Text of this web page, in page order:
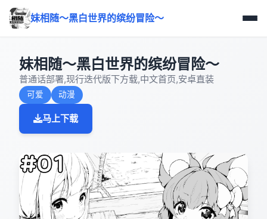
妹相随～黑白世界的缤纷冒险～
妹相随～黑白世界的缤纷冒险～
普通话部署,现行迭代版下方载,中文首页,安卓直装
可爱 动漫
马上下载